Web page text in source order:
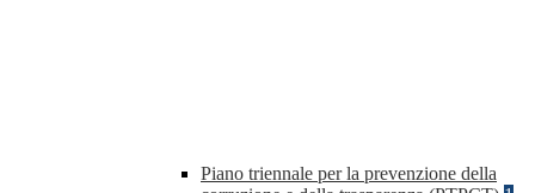
Piano triennale per la prevenzione della